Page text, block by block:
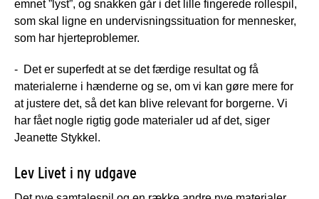
emnet ”lyst”, og snakken går i det lille fingerede rollespil,
som skal ligne en undervisningssituation for mennesker,
som har hjerteproblemer.
- Det er superfedt at se det færdige resultat og få
materialerne i hænderne og se, om vi kan gøre mere for
at justere det, så det kan blive relevant for borgerne. Vi
har fået nogle rigtig gode materialer ud af det, siger
Jeanette Stykkel.
Lev Livet i ny udgave